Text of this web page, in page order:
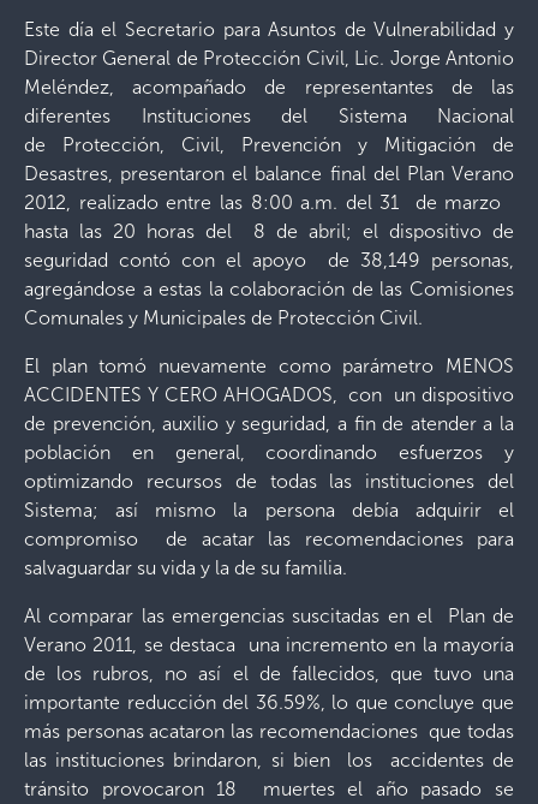
Este día el Secretario para Asuntos de Vulnerabilidad y
Director General de Protección Civil, Lic. Jorge Antonio
Meléndez, acompañado de representantes de las
diferentes Instituciones del Sistema Nacional
de Protección, Civil, Prevención y Mitigación de
Desastres, presentaron el balance final del Plan Verano
2012, realizado entre las 8:00 a.m. del 31 de marzo
hasta las 20 horas del 8 de abril; el dispositivo de
seguridad contó con el apoyo de 38,149 personas,
agregándose a estas la colaboración de las Comisiones
Comunales y Municipales de Protección Civil.
El plan tomó nuevamente como parámetro MENOS
ACCIDENTES Y CERO AHOGADOS, con un dispositivo
de prevención, auxilio y seguridad, a fin de atender a la
población en general, coordinando esfuerzos y
optimizando recursos de todas las instituciones del
Sistema; así mismo la persona debía adquirir el
compromiso de acatar las recomendaciones para
salvaguardar su vida y la de su familia.
Al comparar las emergencias suscitadas en el Plan de
Verano 2011, se destaca una incremento en la mayoría
de los rubros, no así el de fallecidos, que tuvo una
importante reducción del 36.59%, lo que concluye que
más personas acataron las recomendaciones que todas
las instituciones brindaron, si bien los accidentes de
tránsito provocaron 18 muertes el año pasado se